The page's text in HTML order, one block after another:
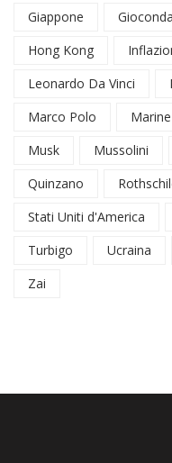
Giappone
Gioconda
Hong Kong
Leonardo Da Vinci
Marco Polo
Musk
Mussolini
Quinzano
Stati Uniti d'America
Turbigo
Ucraina
Zai